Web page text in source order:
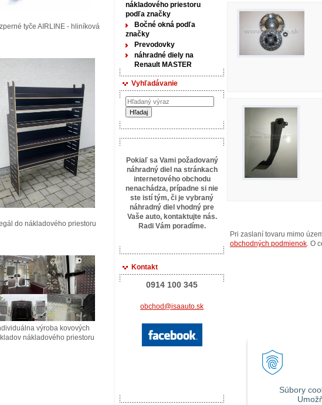
Súbory
nákladového priestoru
podľa značky
Bočné okná podľa
značky
Prevodovky
náhradné diely na
Renault MASTER
Vyhľadávanie
Pokiaľ sa Vami požadovaný
náhradný diel na stránkach
internetového obchodu
nenachádza, prípadne si nie
ste istí tým, či je vybraný
náhradný diel vhodný pre
Vaše auto, kontaktujte nás.
Radi Vám poradíme.
Kontakt
0914 100 345
obchod@isaauto.sk
Pri zaslaní tovaru mimo
obchodných podmienok . O
tyče AIRLINE - hliníková
do nákladového priestoru
výroba kovových
nákladového priestoru